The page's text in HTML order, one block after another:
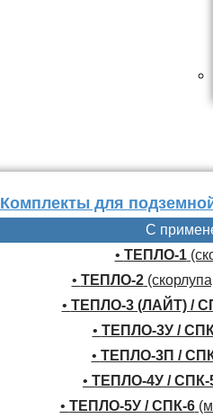
Комплекты для
С
• ТЕПЛО-1
• ТЕПЛО-2
• ТЕПЛО-3 (ЛАЙТ) /
• ТЕПЛО-3У /
• ТЕПЛО-3П /
• ТЕПЛО-4У / СПК-
• ТЕПЛО-5У / СПК-6